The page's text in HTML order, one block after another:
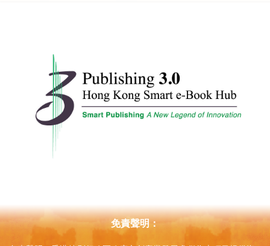
免責聲明：